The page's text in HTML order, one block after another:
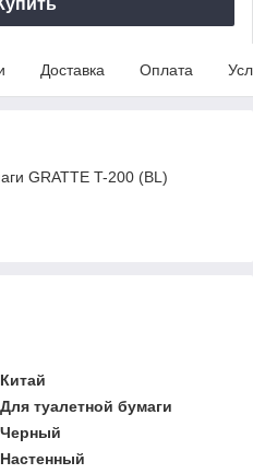
Доставка Оплата
GRATTE T-200 (BL)
Китай
Для туалетной бумаги
Черный
Настенный